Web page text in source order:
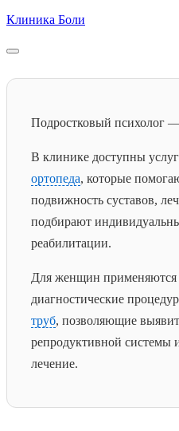
Skip
content
Клиника Боли
Подростковый психолог
В клинике доступны
ортопеда, которые
подвижность суставов,
подбирают
реабилитации.
Для женщин применяются
диагностические
труб, позволяющие
репродуктивной системы
лечение.